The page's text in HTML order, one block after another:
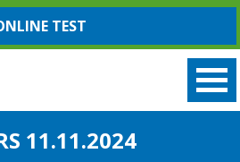
TEST
11.11.2024